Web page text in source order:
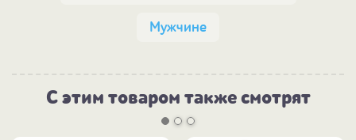
Мужчине
С этим товаром также смотрят